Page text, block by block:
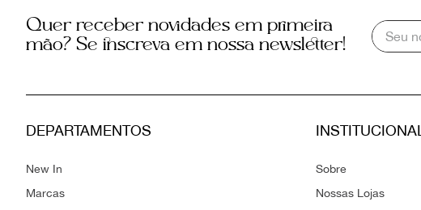
Quer receber novidades em primeira
mão? Se inscreva em nossa newsletter!
DEPARTAMENTOS
New In
Marcas
INSTITUCIONAL
Sobre
Nossas Lojas